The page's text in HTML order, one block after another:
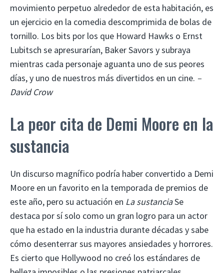
movimiento perpetuo alrededor de esta habitación, es
un ejercicio en la comedia descomprimida de bolas de
tornillo. Los bits por los que Howard Hawks o Ernst
Lubitsch se apresurarían, Baker Savors y subraya
mientras cada personaje aguanta uno de sus peores
días, y uno de nuestros más divertidos en un cine. –
David Crow
La peor cita de Demi Moore en la
sustancia
Un discurso magnífico podría haber convertido a Demi
Moore en un favorito en la temporada de premios de
este año, pero su actuación en La sustanciaSe
destaca por sí solo como un gran logro para un actor
que ha estado en la industria durante décadas y sabe
cómo desenterrar sus mayores ansiedades y horrores.
Es cierto que Hollywood no creó los estándares de